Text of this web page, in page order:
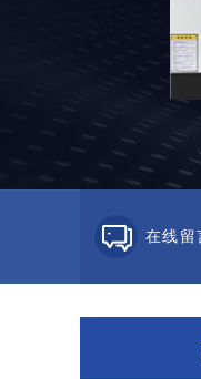
在线留